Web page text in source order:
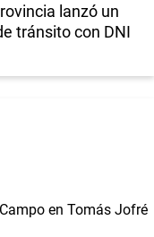
lanzó un
tránsito con DNI